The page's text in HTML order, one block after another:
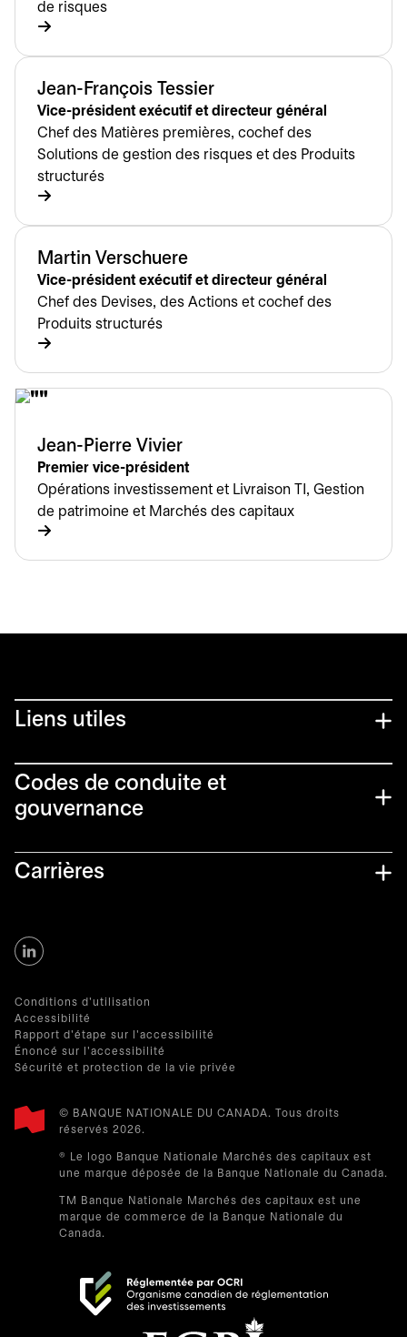
de risques
Jean-François Tessier
Vice-président exécutif et directeur général
Chef des Matières premières, cochef des
Solutions de gestion des risques et des Produits
structurés
Martin Verschuere
Vice-président exécutif et directeur général
Chef des Devises, des Actions et cochef des
Produits structurés
Jean-Pierre Vivier
Premier vice-président
Opérations investissement et Livraison TI, Gestion
de patrimoine et Marchés des capitaux
Liens utiles​
Codes de conduite et
gouvernance
Carrières
Conditions d'utilisation
Accessibilité
Rapport d'étape sur l'accessibilité
Énoncé sur l'accessibilité
Sécurité et protection de la vie privée
© BANQUE NATIONALE DU CANADA. Tous droits
réservés 2026.​
® Le logo Banque Nationale Marchés des capitaux est
une marque déposée de la Banque Nationale du Canada.
TM Banque Nationale Marchés des capitaux est une
marque de commerce de la Banque Nationale du
Canada.
s’ouvre dans un nouvel onglet